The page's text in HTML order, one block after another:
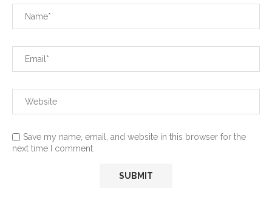
Save my name, email, and website in this browser for the
next time I comment.